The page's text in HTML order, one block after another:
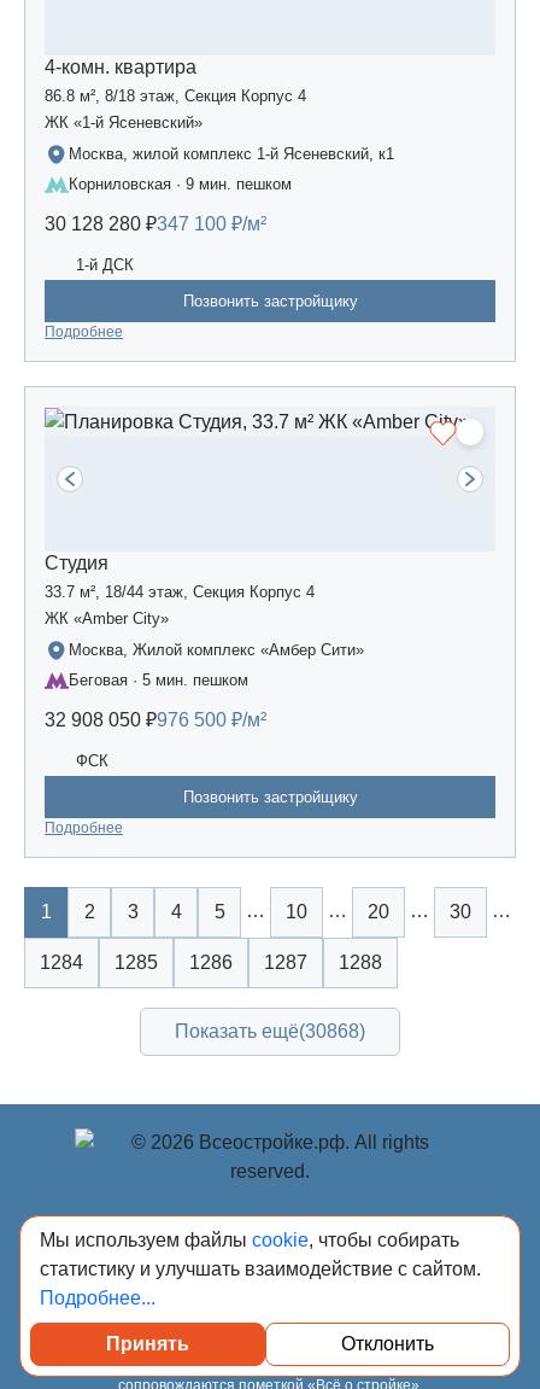
4-комн. квартира
86.8 м², 8/18 этаж, Секция Корпус 4
ЖК «1-й Ясеневский»
Москва, жилой комплекс 1-й Ясеневский, к1
Корниловская · 9 мин. пешком
30 128 280 ₽347 100 ₽/м²
1-й ДСК
Позвонить застройщику
Подробнее
Студия
33.7 м², 18/44 этаж, Секция Корпус 4
ЖК «Amber Сity»
Москва, Жилой комплекс «Амбер Сити»
Беговая · 5 мин. пешком
32 908 050 ₽976 500 ₽/м²
ФСК
Позвонить застройщику
Подробнее
1 2 3 4 5 … 10 … 20 … 30 …
1284 1285 1286 1287 1288
Показать ещё(30868)
© Учредитель: Индивидуальный предприниматель
Опрышко Светлана Александровна, 2018-2026.
Сообщения и материалы сетевого издания «Всё о
стройке» (зарегистрировано Федеральной службой по
надзору в сфере связи, информационных технологий и
массовых коммуникаций (Роскомнадзор) 13.03.2023 за
регистрационным номером Эл № ФС77-84949)
сопровождаются пометкой «Всё о стройке».
Мы используем файлы cookie, чтобы собирать
статистику и улучшать взаимодействие с сайтом.
Подробнее...
Принять Отклонить